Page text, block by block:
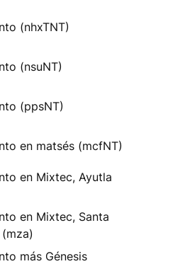
(nhxTNT)
(nsuNT)
(ppsNT)
en matsés (mcfNT)
en Mixtec, Ayutla
en Mixtec, Santa
más Génesis